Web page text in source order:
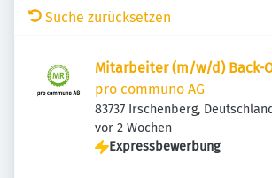
Suche zurücksetzen
Mitarbeiter (m/w/d) Back-
pro communo AG
83737 Irschenberg, Deutschland
Veröffentlicht
vor 2 Wochen
Expressbewerbung